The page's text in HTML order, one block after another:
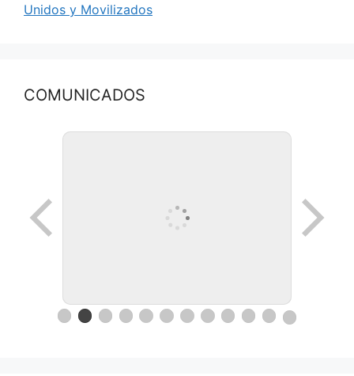
Unidos y Movilizados
COMUNICADOS